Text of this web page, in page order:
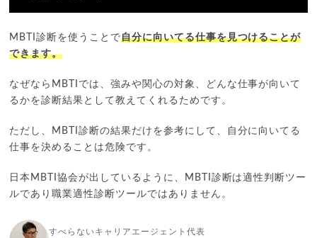
MBTI診断を使うことで自分に向いてる仕事を見つけることが
できます。
なぜならMBTIでは、強みや関心の対象、どんな仕事が向いて
るかを診断結果として教えてくれるためです。
ただし、MBTI診断の結果だけを参考にして、自分に向いてる
仕事を決めることは危険です。
日本MBTI協会が出しているように、MBTI診断は適性判断ツー
ルであり職業適性診断ツールではありません。
すべらないキャリアエージェント代表